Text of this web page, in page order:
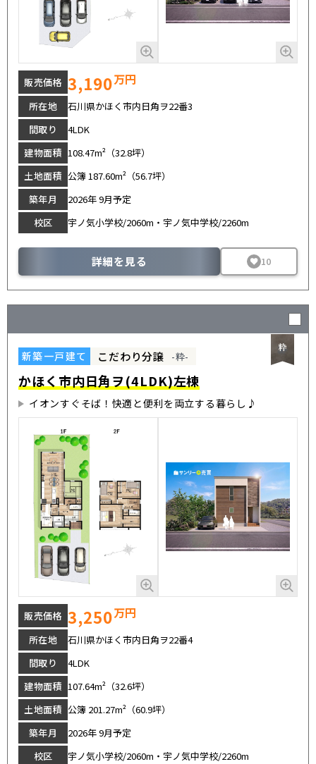
販売価格 3,190万円
所在地
石川県かほく市内日角ヲ22番3
間取り
4LDK
建物面積 108.47m²（32.8坪）
土地面積 公簿 187.60m²（56.7坪）
築年月
2026年 9月予定
校区
宇ノ気小学校/2060m・宇ノ気中学校/2260m
詳細を見る 10
新築一戸建て こだわり分譲 -粋-
かほく市内日角ヲ(4LDK)左棟
イオンすぐそば！快適と便利を両立する暮らし♪
販売価格 3,250万円
所在地
石川県かほく市内日角ヲ22番4
間取り
4LDK
建物面積 107.64m²（32.6坪）
土地面積 公簿 201.27m²（60.9坪）
築年月
2026年 9月予定
校区
宇ノ気小学校/2060m・宇ノ気中学校/2260m